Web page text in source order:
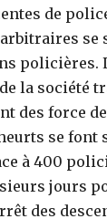
de
se
policières.
la société
des force
se font
à 400
jours
des